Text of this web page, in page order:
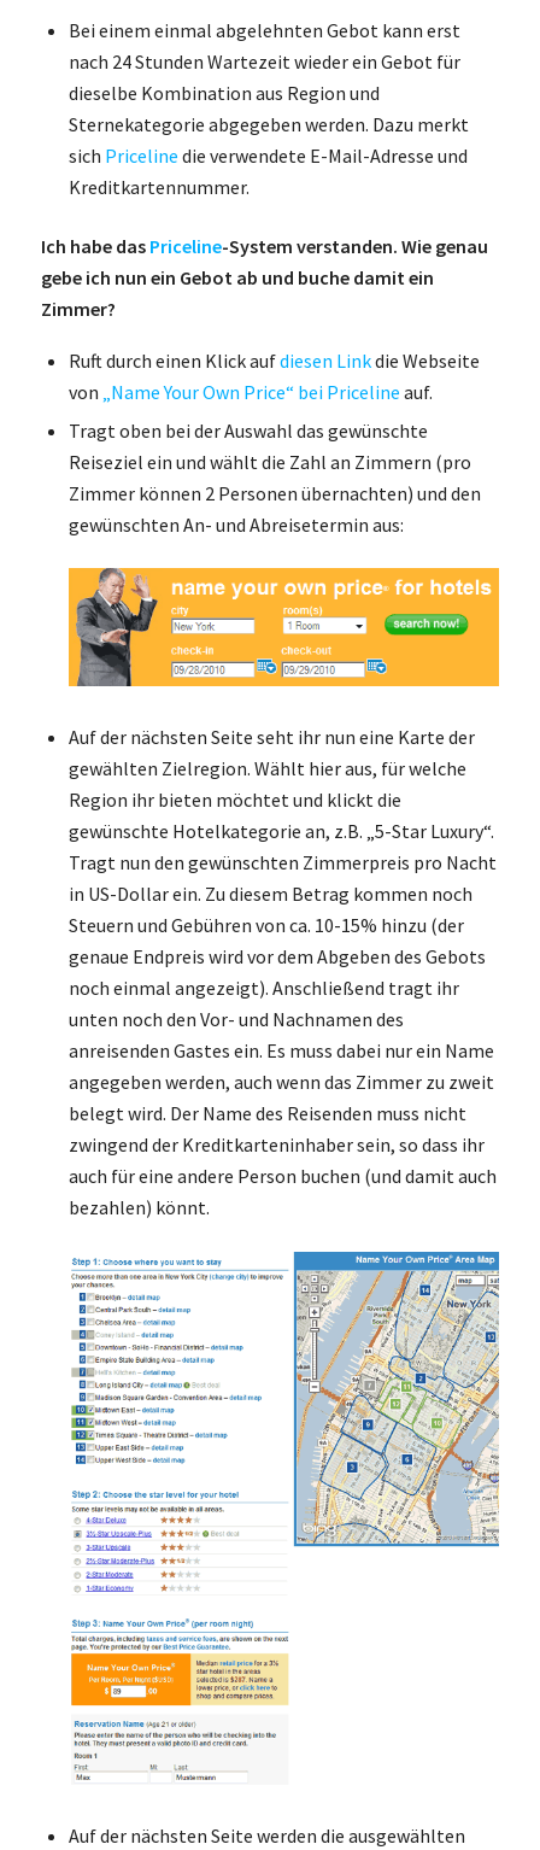
Bei einem einmal abgelehnten Gebot kann erst
nach 24 Stunden Wartezeit wieder ein Gebot für
dieselbe Kombination aus Region und
Sternekategorie abgegeben werden. Dazu merkt
sich Priceline die verwendete E-Mail-Adresse und
Kreditkartennummer.
Ich habe das Priceline-System verstanden. Wie genau
gebe ich nun ein Gebot ab und buche damit ein
Zimmer?
Ruft durch einen Klick aufdiesen Linkdie Webseite
von „Name Your Own Price“ bei Priceline auf.
Tragt oben bei der Auswahl das gewünschte
Reiseziel ein und wählt die Zahl an Zimmern (pro
Zimmer können 2 Personen übernachten) und den
gewünschten An- und Abreisetermin aus:
Auf der nächsten Seite seht ihr nun eine Karte der
gewählten Zielregion. Wählt hier aus, für welche
Region ihr bieten möchtet und klickt die
gewünschte Hotelkategorie an, z.B. „5-Star Luxury“.
Tragt nun den gewünschten Zimmerpreis pro Nacht
in US-Dollar ein. Zu diesem Betrag kommen noch
Steuern und Gebühren von ca. 10-15% hinzu (der
genaue Endpreis wird vor dem Abgeben des Gebots
noch einmal angezeigt). Anschließend tragt ihr
unten noch den Vor- und Nachnamen des
anreisenden Gastes ein. Es muss dabei nur ein Name
angegeben werden, auch wenn das Zimmer zu zweit
belegt wird. Der Name des Reisenden muss nicht
zwingend der Kreditkarteninhaber sein, so dass ihr
auch für eine andere Person buchen (und damit auch
bezahlen) könnt.
Auf der nächsten Seite werden die ausgewählten